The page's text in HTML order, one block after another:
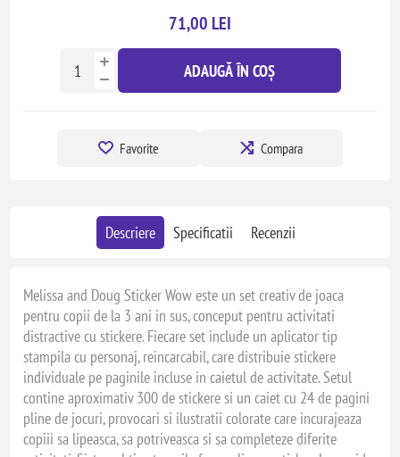
71,00 LEI
ADAUGĂ ÎN COȘ
Favorite Compara
Descriere Specificatii Recenzii
Melissa and Doug Sticker Wow este un set creativ de joaca
pentru copii de la 3 ani in sus, conceput pentru activitati
distractive cu stickere. Fiecare set include un aplicator tip
stampila cu personaj, reincarcabil, care distribuie stickere
individuale pe paginile incluse in caietul de activitate. Setul
contine aproximativ 300 de stickere si un caiet cu 24 de pagini
pline de jocuri, provocari si ilustratii colorate care incurajeaza
copiii sa lipeasca, sa potriveasca si sa completeze diferite